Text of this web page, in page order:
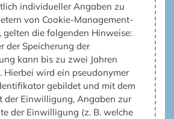
individueller Angaben zu
von Cookie-Management-
gelten die folgenden Hinweise:
der Speicherung der
kann bis zu zwei Jahren
Hierbei wird ein pseudonymer
gebildet und mit dem
der Einwilligung, Angaben zur
der Einwilligung (z. B. welche